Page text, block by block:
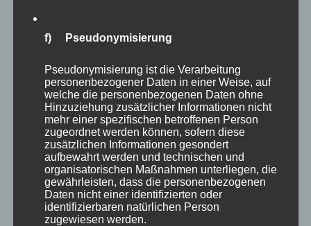
In den Warenkorb
f) Pseudonymisierung
Pseudonymisierung ist die Verarbeitung
personenbezogener Daten in einer Weise, auf
welche die personenbezogenen Daten ohne
Hinzuziehung zusätzlicher Informationen nicht
mehr einer spezifischen betroffenen Person
zugeordnet werden können, sofern diese
zusätzlichen Informationen gesondert
aufbewahrt werden und technischen und
organisatorischen Maßnahmen unterliegen, die
gewährleisten, dass die personenbezogenen
Daten nicht einer identifizierten oder
identifizierbaren natürlichen Person
zugewiesen werden.